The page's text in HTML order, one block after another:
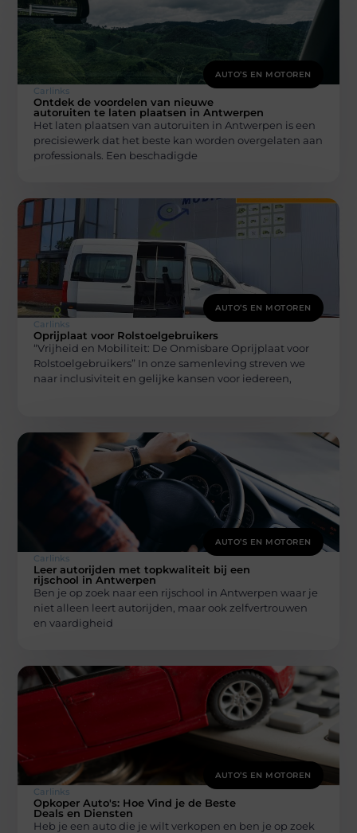
AUTO’S EN MOTOREN
Carlinks
Ontdek de voordelen van nieuwe
autoruiten te laten plaatsen in Antwerpen
Het laten plaatsen van autoruiten in Antwerpen is een
precisiewerk dat het beste kan worden overgelaten aan
professionals. Een beschadigde
AUTO’S EN MOTOREN
Carlinks
Oprijplaat voor Rolstoelgebruikers
“Vrijheid en Mobiliteit: De Onmisbare Oprijplaat voor
Rolstoelgebruikers” In onze samenleving streven we
naar inclusiviteit en gelijke kansen voor iedereen,
AUTO’S EN MOTOREN
Carlinks
Leer autorijden met topkwaliteit bij een
rijschool in Antwerpen
Ben je op zoek naar een rijschool in Antwerpen waar je
niet alleen leert autorijden, maar ook zelfvertrouwen
en vaardigheid
AUTO’S EN MOTOREN
Carlinks
Opkoper Auto's: Hoe Vind je de Beste
Deals en Diensten
Heb je een auto die je wilt verkopen en ben je op zoek